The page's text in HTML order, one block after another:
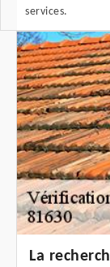
services.
La